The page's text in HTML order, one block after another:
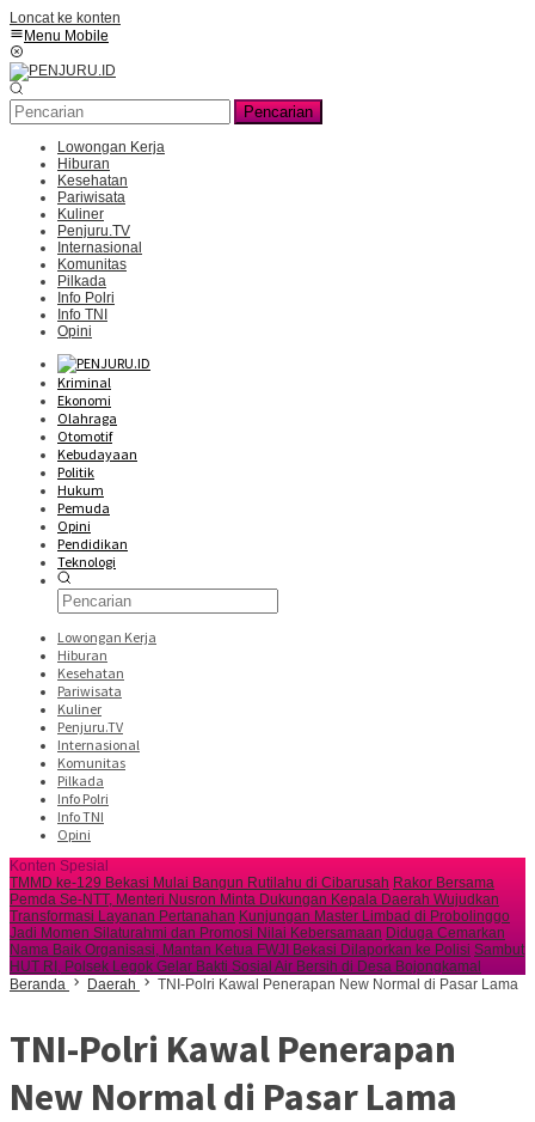
Loncat ke konten
Menu Mobile
Pencarian
Lowongan Kerja
Hiburan
Kesehatan
Pariwisata
Kuliner
Penjuru.TV
Internasional
Komunitas
Pilkada
Info Polri
Info TNI
Opini
Kriminal
Ekonomi
Olahraga
Otomotif
Kebudayaan
Politik
Hukum
Pemuda
Opini
Pendidikan
Teknologi
Lowongan Kerja
Hiburan
Kesehatan
Pariwisata
Kuliner
Penjuru.TV
Internasional
Komunitas
Pilkada
Info Polri
Info TNI
Opini
Konten Spesial
TMMD ke-129 Bekasi Mulai Bangun Rutilahu di Cibarusah Rakor Bersama
Pemda Se-NTT, Menteri Nusron Minta Dukungan Kepala Daerah Wujudkan
Transformasi Layanan Pertanahan Kunjungan Master Limbad di Probolinggo
Jadi Momen Silaturahmi dan Promosi Nilai Kebersamaan Diduga Cemarkan
Nama Baik Organisasi, Mantan Ketua FWJI Bekasi Dilaporkan ke Polisi Sambut
HUT RI, Polsek Legok Gelar Bakti Sosial Air Bersih di Desa Bojongkamal
Beranda
Daerah TNI-Polri Kawal Penerapan New Normal di Pasar Lama
TNI-Polri Kawal Penerapan
New Normal di Pasar Lama